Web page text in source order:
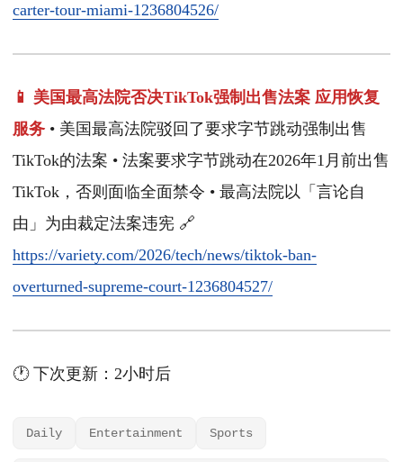
carter-tour-miami-1236804526/
📱 美国最高法院否决TikTok强制出售法案 应用恢复
服务 • 美国最高法院驳回了要求字节跳动强制出售
TikTok的法案 • 法案要求字节跳动在2026年1月前出售
TikTok，否则面临全面禁令 • 最高法院以「言论自
由」为由裁定法案违宪 🔗
https://variety.com/2026/tech/news/tiktok-ban-
overturned-supreme-court-1236804527/
🕐 下次更新：2小时后
Daily Entertainment Sports